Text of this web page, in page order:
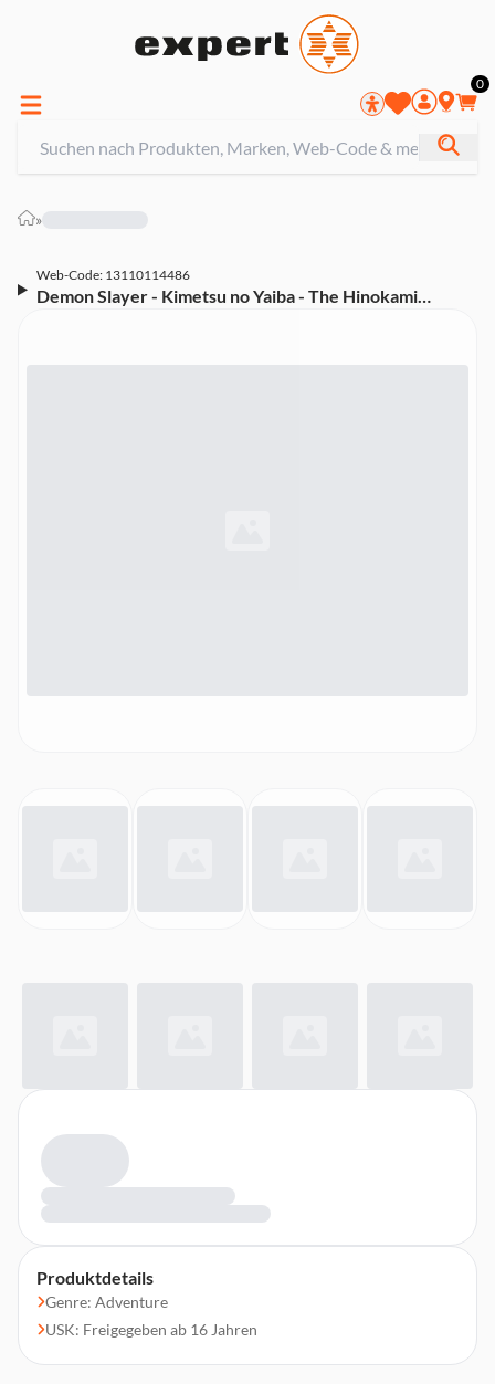
0
»
Web-Code: 13110114486
Demon Slayer - Kimetsu no Yaiba - The Hinokami
Produktdetails
Genre: Adventure
USK: Freigegeben ab 16 Jahren